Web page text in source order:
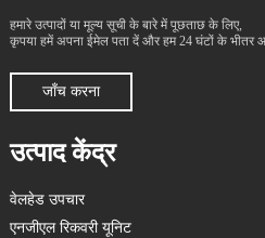
हमारे उत्पादों या मूल्य सूची के बारे में पूछताछ के लिए,
कृपया हमें अपना ईमेल पता दें और हम 24 घंटों के भीतर
जाँच करना
उत्पाद केंद्र
वेलहेड उपचार
एनजीएल रिकवरी यूनिट